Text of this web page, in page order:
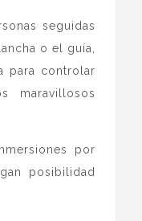
seguidas
o el guía,
para controlar
maravillosos
por
posibilidad